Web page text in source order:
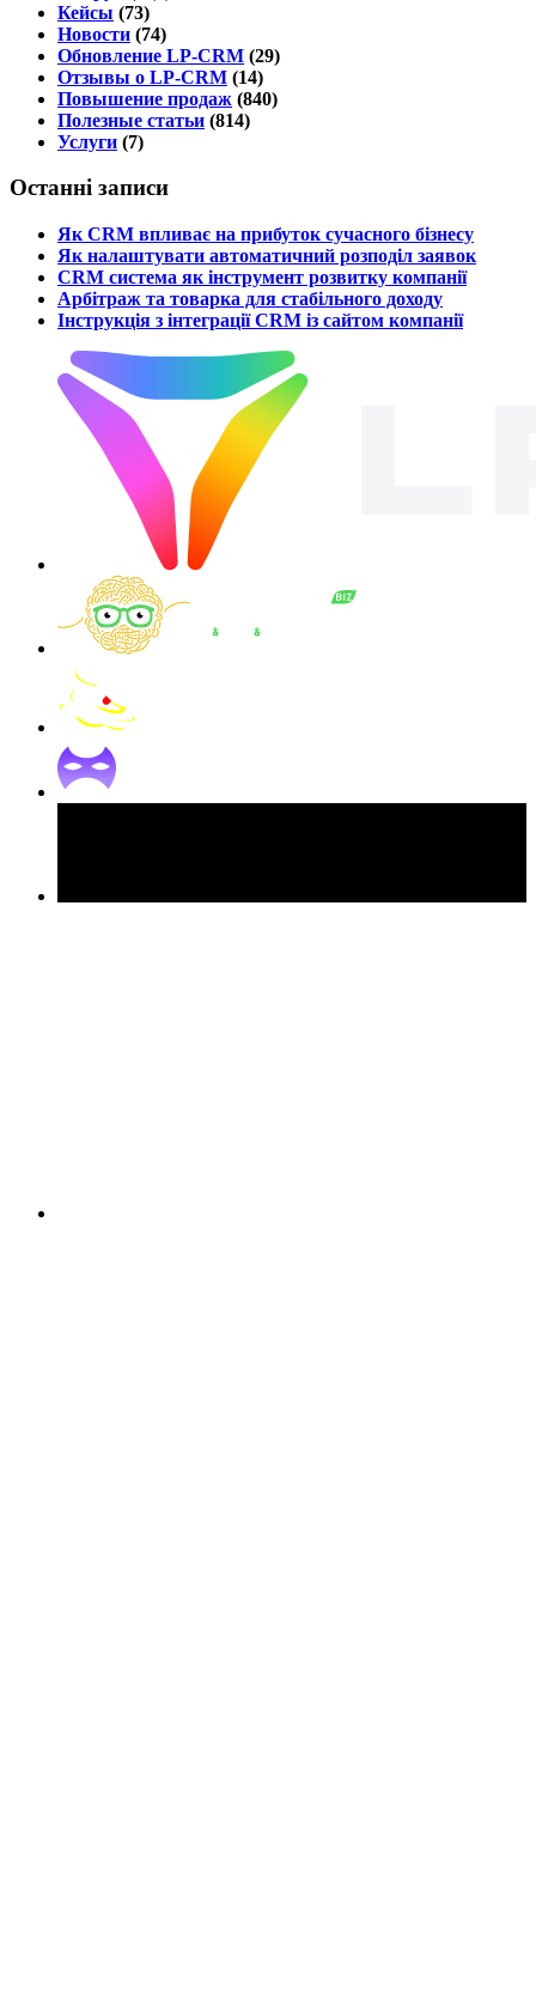
Кейсы (73)
Новости (74)
Обновление LP-CRM (29)
Отзывы о LP-CRM (14)
Повышение продаж (840)
Полезные статьи (814)
Услуги (7)
Останні записи
Як CRM впливає на прибуток сучасного бізнесу
Як налаштувати автоматичний розподіл заявок
CRM система як інструмент розвитку компанії
Арбітраж та товарка для стабільного доходу
Інструкція з інтеграції CRM із сайтом компанії